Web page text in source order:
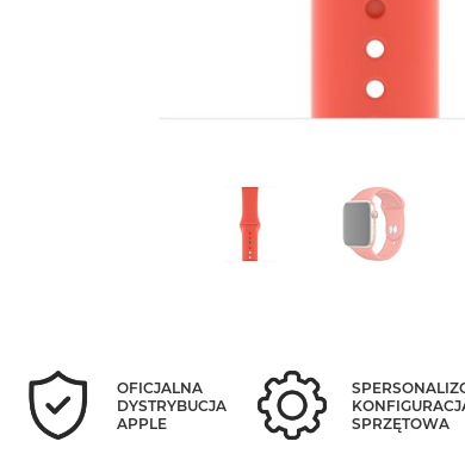
OFICJALNA
DYSTRYBUCJA
APPLE
SPRZĘTOWA